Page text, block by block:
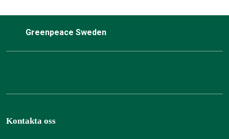
Greenpeace Sweden
Kontakta oss